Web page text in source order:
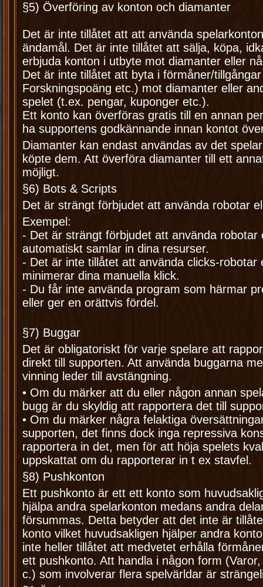
§5) Överföring av konton och diamanter
Det är inte tillåtet att att använda
ändamål. Det är inte tillåtet att sälja, köpa,
erbjuda konton i utbyte mot diamanter eller
Det är inte tillåtet att byta i förmåner/
Forskningspoäng etc.) mot diamanter eller
spelet (t.ex. pengar, kuponger etc.).
Ett konto kan överföras gratis till en annan
ha supportens godkännande innan kontot
Diamanter kan endast användas av det
köpte dem. Att överföra diamanter till ett
möjligt.
§6) Bots & Scripts
Det är strängt förbjudet att använda robotar
Exempel:
- Det är strängt förbjudet att använda robotar
automatiskt samlar in dina resurser.
- Det är inte tillåtet att använda clicks-robotar
minimerar dina manuella klick.
- Du får inte använda program som härmar
eller ger en orättvis fördel.
§7) Buggar
Det är obligatoriskt för varje spelare att
direkt till supporten. Att använda buggarna
vinning leder till avstängning.
• Om du märker att du eller någon annan
bugg är du skyldig att rapportera det till
• Om du märker några felaktiga
supporten, det finns dock inga repressiva
rapportera in det, men för att höja spelets
uppskattat om du rapporterar in t ex stavfel.
§8) Pushkonton
Ett pushkonto är ett ett konto som
hjälpa andra spelarkonton medans andra
försummas. Detta betyder att det inte är
konto vilket huvudsakligen hjälper andra
inte heller tillåtet att medvetet erhålla
ett pushkonto. Att handla i någon form
c.) som involverar flera spelvärldar är